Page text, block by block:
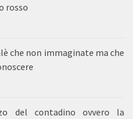
rosso
che non immaginate ma che
del contadino ovvero la